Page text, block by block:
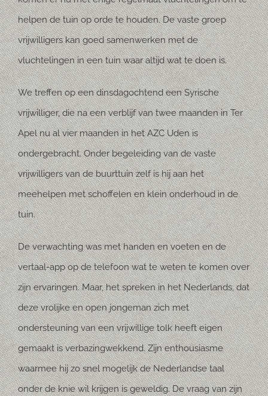
helpen de tuin op orde te houden. De vaste groep
vrijwilligers kan goed samenwerken met de
vluchtelingen in een tuin waar altijd wat te doen is.
We treffen op een dinsdagochtend een Syrische
vrijwilliger, die na een verblijf van twee maanden in Ter
Apel nu al vier maanden in het AZC Uden is
ondergebracht. Onder begeleiding van de vaste
vrijwilligers van de buurttuin zelf is hij aan het
meehelpen met schoffelen en klein onderhoud in de
tuin.
De verwachting was met handen en voeten en de
vertaal-app op de telefoon wat te weten te komen over
zijn ervaringen. Maar, het spreken in het Nederlands, dat
deze vrolijke en open jongeman zich met
ondersteuning van een vrijwillige tolk heeft eigen
gemaakt is verbazingwekkend. Zijn enthousiasme
waarmee hij zo snel mogelijk de Nederlandse taal
onder de knie wil krijgen is geweldig. De vraag van zijn